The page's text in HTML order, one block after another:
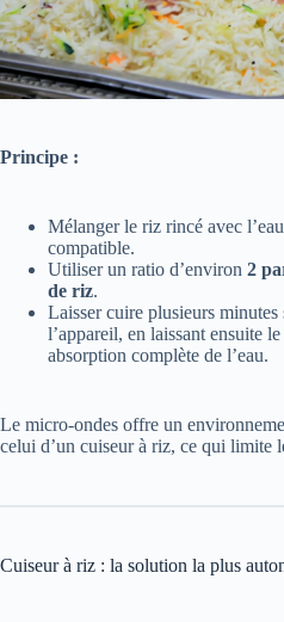
Principe :
Mélanger le riz rincé avec
compatible.
Utiliser un ratio d’environ 2
de riz.
Laisser cuire plusieurs minutes
l’appareil, en laissant ensuite
absorption complète de l’eau.
Le micro-ondes offre un
celui d’un cuiseur à riz, ce qui limite
Cuiseur à riz : la solution la plus